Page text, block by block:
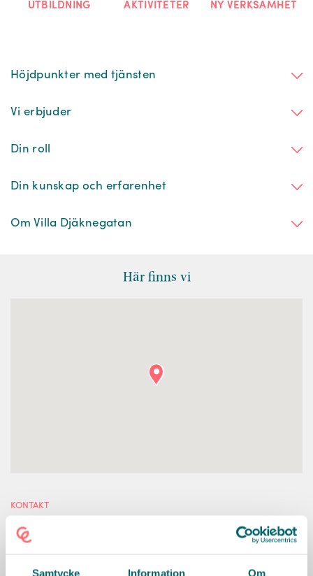
Samtycke Information Om
UTBILDNING AKTIVITETER NY VERKSAMHET
Höjdpunkter med tjänsten
Vi erbjuder
Din roll
Din kunskap och erfarenhet
Om Villa Djäknegatan
Här finns vi
KONTAKT
Djäknegatan 88 B, Uppsala